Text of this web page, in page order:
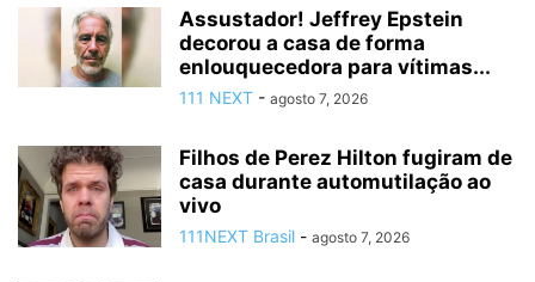
Assustador! Jeffrey Epstein
decorou a casa de forma
enlouquecedora para vítimas...
111 NEXT - agosto 7, 2026
Filhos de Perez Hilton fugiram de
casa durante automutilação ao
vivo
111NEXT Brasil - agosto 7, 2026